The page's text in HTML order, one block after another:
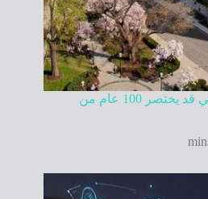
البنك الدولي: الذكاء الاصطناعي قد يختصر 100 عام من